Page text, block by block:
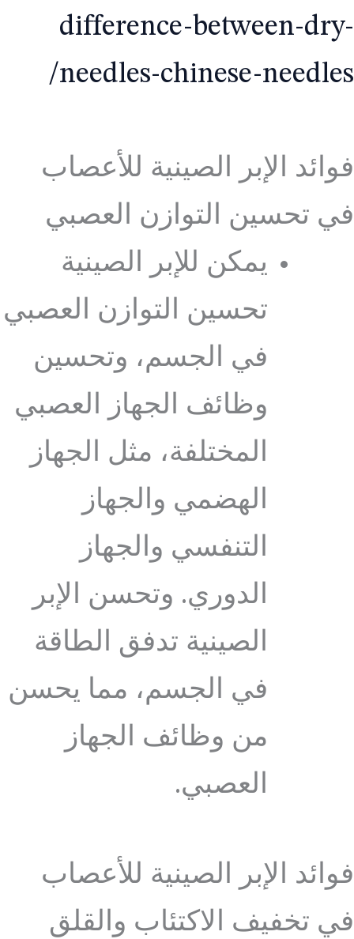
difference-between-dry-
needles-chinese-needles/
فوائد الإبر الصينية للأعصاب
في تحسين التوازن العصبي
يمكن للإبر الصينية
تحسين التوازن العصبي
في الجسم، وتحسين
وظائف الجهاز العصبي
المختلفة، مثل الجهاز
الهضمي والجهاز
التنفسي والجهاز
الدوري. وتحسن الإبر
الصينية تدفق الطاقة
في الجسم، مما يحسن
من وظائف الجهاز
العصبي.
فوائد الإبر الصينية للأعصاب
في تخفيف الاكتئاب والقلق